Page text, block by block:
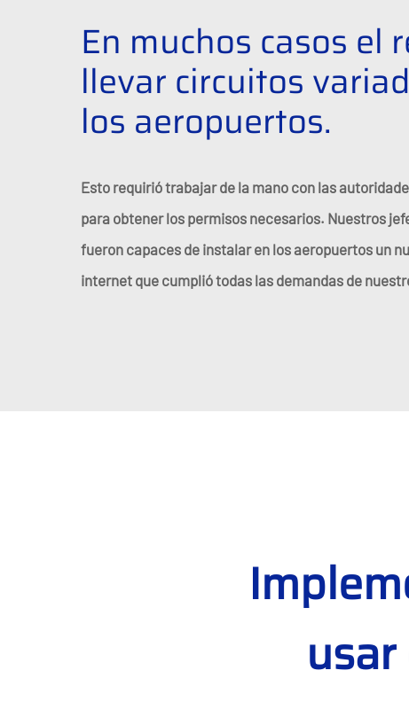
En muchos casos el
llevar circuitos
los aeropuertos.
Esto requirió trabajar de la mano con las
para obtener los permisos necesarios. Nuestros
fueron capaces de instalar en los aeropuertos un
internet que cumplió todas las demandas de